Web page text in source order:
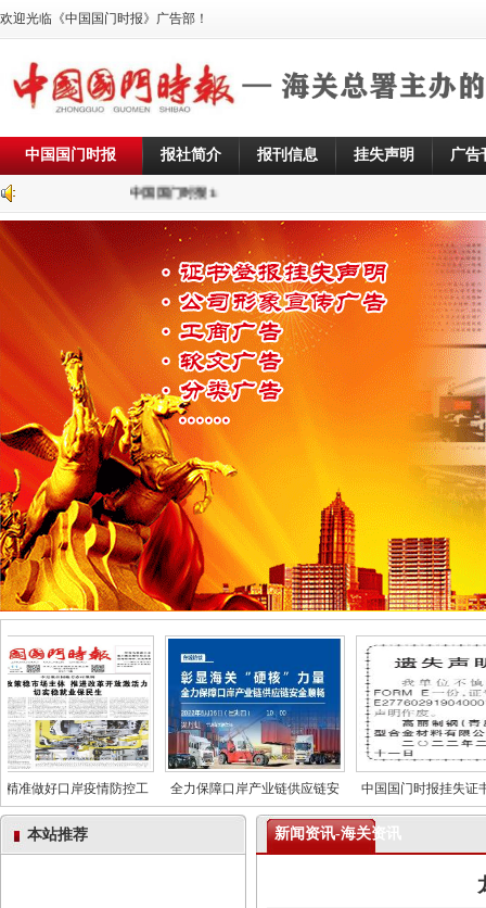
欢迎光临《中国国门时报》广告部！
中国国门时报 报社简介 报刊信息 挂失声明 广告
中国国门时报1:
做好口岸疫情防控工 全力保障口岸产业链供应链安 中国国门时报挂失证书
本站推荐 新闻资讯-海关资讯